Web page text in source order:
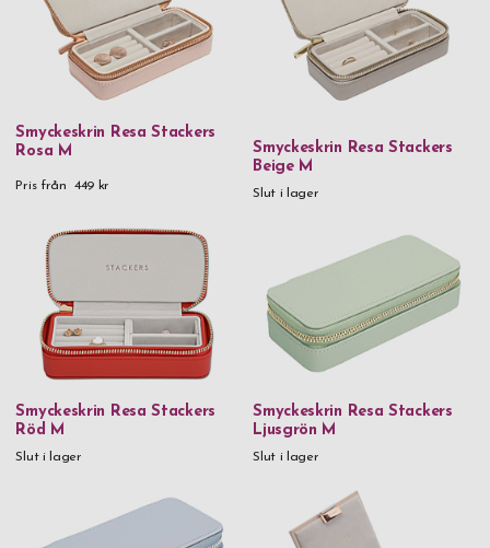
du bäst själv.
Dam
Smyckeskrin Resa Stackers
Rosa M
Pris från 449 kr
Smyckeskrin Resa Stackers
Beige M
Slut i lager
Smyckeskrin Resa Stackers
Röd M
Slut i lager
Smyckeskrin Resa Stackers
Ljusgrön M
Slut i lager